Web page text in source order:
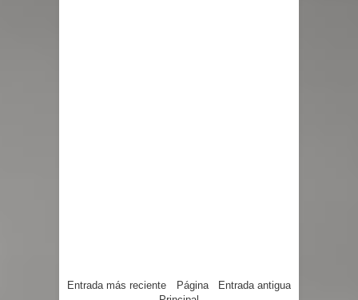
Entrada más reciente Entrada antigua
Página